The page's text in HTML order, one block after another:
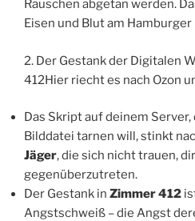
Rauschen abgetan werden.
Eisen und Blut am Hamburger
2. Der Gestank der Digitalen
412Hier riecht es nach Ozon
Das Skript auf deinem
Bilddatei tarnen will, stinkt
Jäger, die sich nicht trauen,
gegenüberzutreten.
Der Gestank in Zimmer 412
Angstschweiß – die Angst